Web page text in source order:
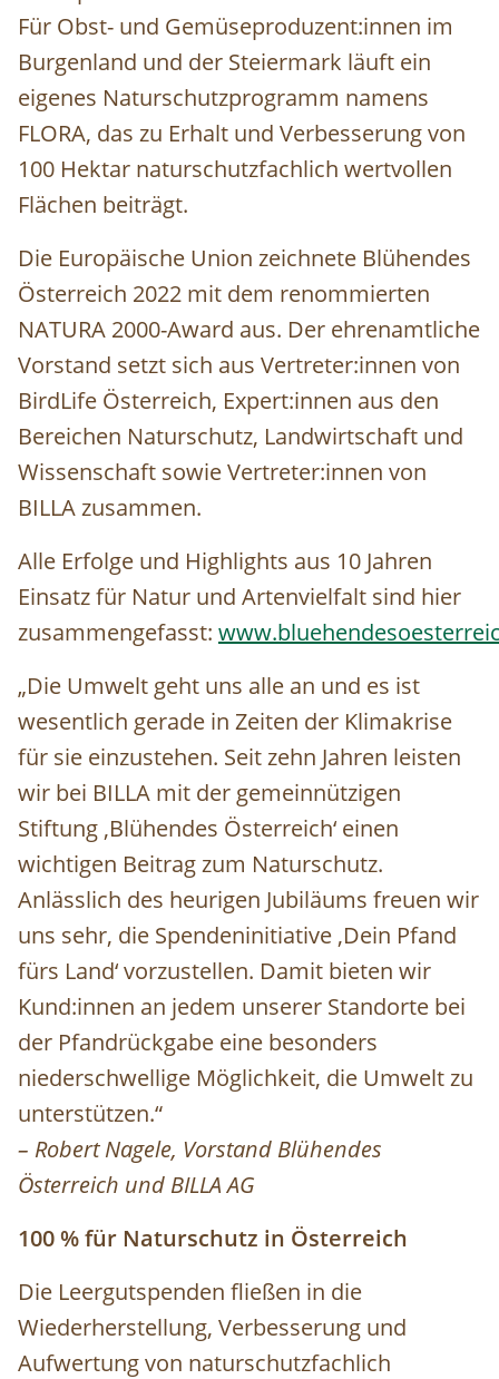
Für Obst- und Gemüseproduzent:innen im
Burgenland und der Steiermark läuft ein
eigenes Naturschutzprogramm namens
FLORA, das zu Erhalt und Verbesserung von
100 Hektar naturschutzfachlich wertvollen
Flächen beiträgt.
Die Europäische Union zeichnete Blühendes
Österreich 2022 mit dem renommierten
NATURA 2000-Award aus. Der ehrenamtliche
Vorstand setzt sich aus Vertreter:innen von
BirdLife Österreich, Expert:innen aus den
Bereichen Naturschutz, Landwirtschaft und
Wissenschaft sowie Vertreter:innen von
BILLA zusammen.
Alle Erfolge und Highlights aus 10 Jahren
Einsatz für Natur und Artenvielfalt sind hier
zusammengefasst:
„Die Umwelt geht uns alle an und es ist
wesentlich gerade in Zeiten der Klimakrise
für sie einzustehen. Seit zehn Jahren leisten
wir bei BILLA mit der gemeinnützigen
Stiftung ‚Blühendes Österreich‘ einen
wichtigen Beitrag zum Naturschutz.
Anlässlich des heurigen Jubiläums freuen wir
uns sehr, die Spendeninitiative ‚Dein Pfand
fürs Land‘ vorzustellen. Damit bieten wir
Kund:innen an jedem unserer Standorte bei
der Pfandrückgabe eine besonders
niederschwellige Möglichkeit, die Umwelt zu
unterstützen.“
– Robert Nagele, Vorstand Blühendes
Österreich und BILLA AG
100 % für Naturschutz in Österreich
Die Leergutspenden fließen in die
Wiederherstellung, Verbesserung und
Aufwertung von naturschutzfachlich